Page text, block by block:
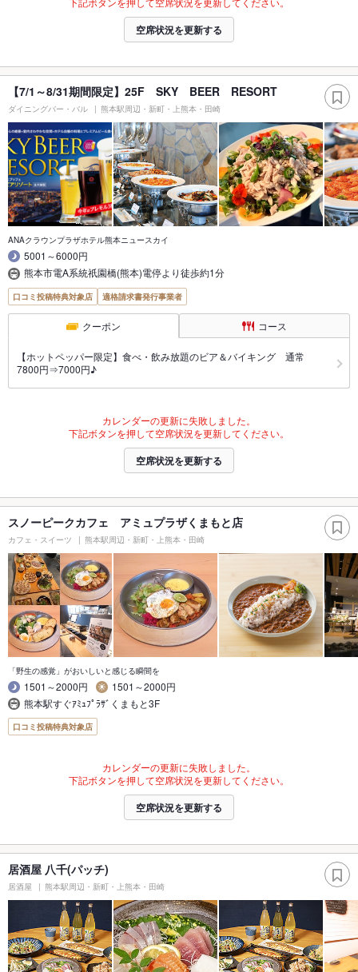
空席状況を更新する
【7/1～8/31期間限定】25F SKY BEER RESORT
ダイニングバー・バル 熊本駅周辺・新町・上熊本・田崎
ANAクラウンプラザホテル熊本ニュースカイ
5001～6000円
熊本市電A系統祇園橋(熊本)電停より徒歩約1分
口コミ投稿特典対象店 適格請求書発行事業者
クーポン コース
【ホットペッパー限定】食べ・飲み放題のビア＆バイキング 通常
7800円⇒7000円♪
カレンダーの更新に失敗しました。
下記ボタンを押して空席状況を更新してください。
空席状況を更新する
スノーピークカフェ アミュプラザくまもと店
カフェ・スイーツ 熊本駅周辺・新町・上熊本・田崎
「野生の感覚」がおいしいと感じる瞬間を
1501～2000円
1501～2000円
熊本駅すぐｱﾐｭﾌﾟﾗｻﾞくまもと3F
口コミ投稿特典対象店
カレンダーの更新に失敗しました。
下記ボタンを押して空席状況を更新してください。
空席状況を更新する
居酒屋 八千(パッチ)
居酒屋 熊本駅周辺・新町・上熊本・田崎